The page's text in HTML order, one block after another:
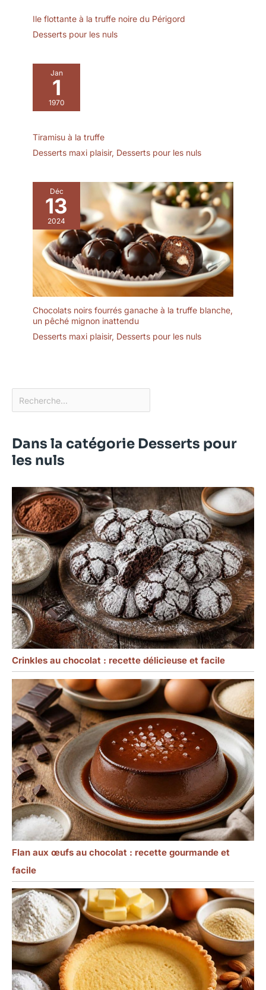
VERRINE VERRE
PRESENTATION - Idéal
pour une présentation
plats avec des portions
maîtrisées et une mise en
valeur soignée de
chaque préparation
Ile flottante à la truffe noire du Périgord
Desserts pour les nuls
Jan
1
1970
Tiramisu à la truffe
Desserts maxi plaisir, Desserts pour les nuls
Déc
13
2024
Chocolats noirs fourrés ganache à la truffe blanche,
un pêché mignon inattendu
Desserts maxi plaisir, Desserts pour les nuls
Dans la catégorie Desserts pour
les nuls
Crinkles au chocolat : recette délicieuse et facile
Flan aux œufs au chocolat : recette gourmande et
facile